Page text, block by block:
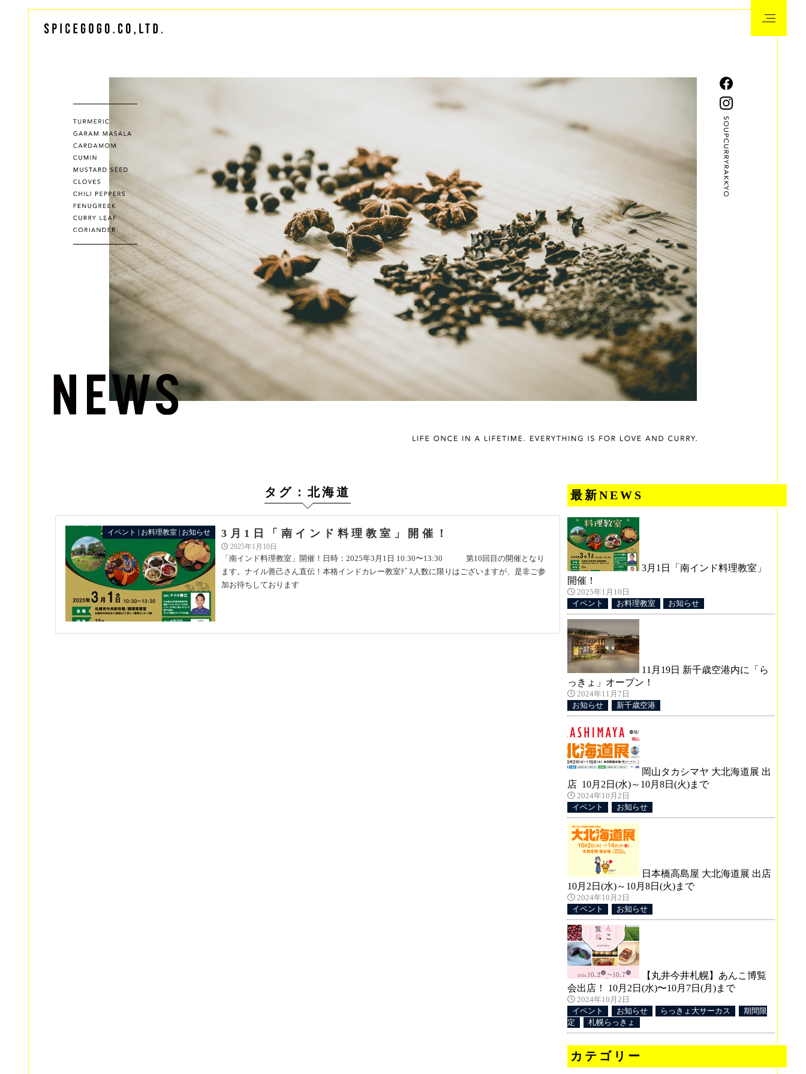
タグ：北海道
イベント | お料理教室 | お知らせ 3月1日「南インド料理教室」開催！
2025年1月10日
「南インド料理教室」開催！日時：2025年3月1日 10:30〜13:30 第10回目の開催となり
ます。ナイル善己さん直伝！本格インドカレー教室ﾃﾞｽ人数に限りはございますが、是非ご参
加お待ちしております
最新NEWS
3月1日「南インド料理教室」
開催！
2025年1月10日
イベント
お料理教室 お知らせ
11月19日 新千歳空港内に「ら
っきょ」オープン！
2024年11月7日
お知らせ
新千歳空港
岡山タカシマヤ 大北海道展 出
店 10月2日(水)～10月8日(火)まで
2024年10月2日
イベント
お知らせ
日本橋高島屋 大北海道展 出店
10月2日(水)～10月8日(火)まで
2024年10月2日
イベント
お知らせ
【丸井今井札幌】あんこ博覧
会出店！ 10月2日(水)〜10月7日(月)まで
2024年10月2日
イベント
お知らせ らっきょ大サーカス
期間限
定
札幌らっきょ
カテゴリー